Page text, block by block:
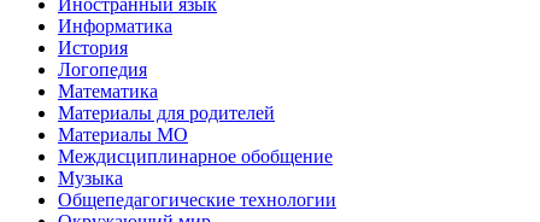
Информатика
История
Логопедия
Математика
Материалы для родителей
Материалы МО
Междисциплинарное обобщение
Музыка
Общепедагогические технологии